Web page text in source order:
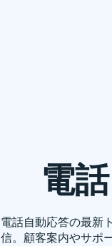
電
電話自動応答の最新
信。顧客案内やサポ